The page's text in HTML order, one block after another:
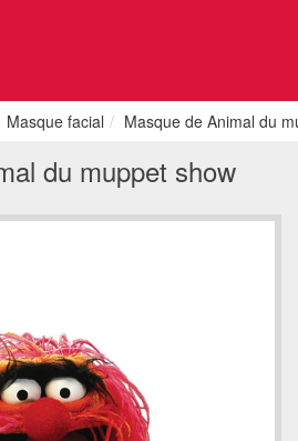
Masque facial Masque de Animal du
du muppet show